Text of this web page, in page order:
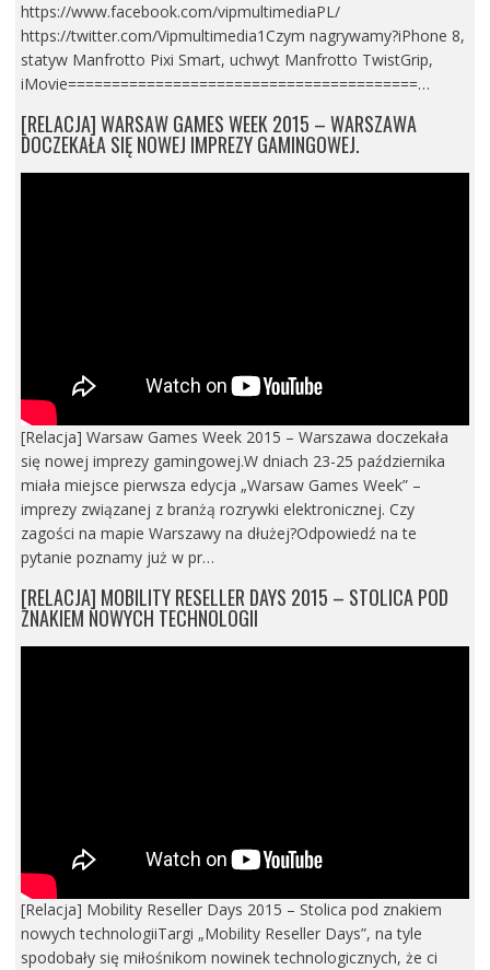
https://www.facebook.com/vipmultimediaPL/
https://twitter.com/Vipmultimedia1Czym nagrywamy?iPhone 8,
statyw Manfrotto Pixi Smart, uchwyt Manfrotto TwistGrip,
iMovie========================================…
[RELACJA] WARSAW GAMES WEEK 2015 – WARSZAWA
DOCZEKAŁA SIĘ NOWEJ IMPREZY GAMINGOWEJ.
[Relacja] Warsaw Games Week 2015 – Warszawa doczekała
się nowej imprezy gamingowej.W dniach 23-25 października
miała miejsce pierwsza edycja „Warsaw Games Week” –
imprezy związanej z branżą rozrywki elektronicznej. Czy
zagości na mapie Warszawy na dłużej?Odpowiedź na te
pytanie poznamy już w pr…
[RELACJA] MOBILITY RESELLER DAYS 2015 – STOLICA POD
ZNAKIEM NOWYCH TECHNOLOGII
[Relacja] Mobility Reseller Days 2015 – Stolica pod znakiem
nowych technologiiTargi „Mobility Reseller Days”, na tyle
spodobały się miłośnikom nowinek technologicznych, że ci